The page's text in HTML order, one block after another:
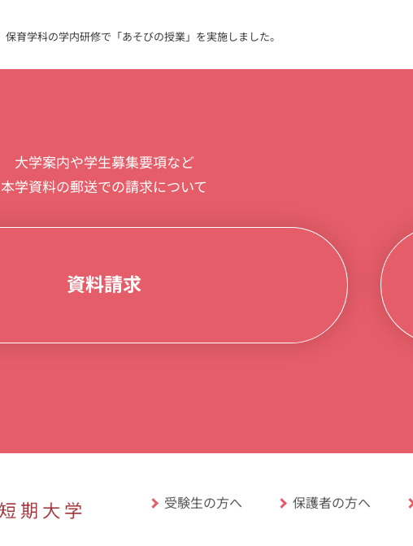
保育学科の学内研修で「あそびの授業」を実施しました。
大学案内や学生募集要項など
本学資料の郵送での請求について
資料請求
受験生の方へ 保護者の方へ